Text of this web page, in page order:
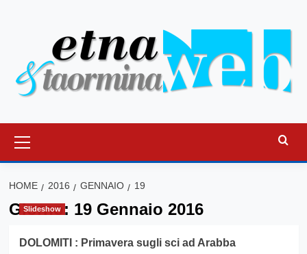
principale
HOME 2016 GENNAIO 19
Giorno: 19 Gennaio 2016
Slideshow
DOLOMITI : Primavera sugli sci ad Arabba